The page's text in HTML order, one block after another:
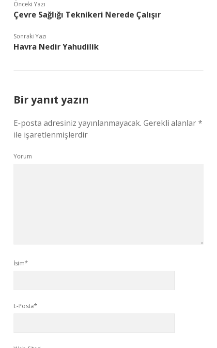
Önceki Yazı
Çevre Sağlığı Teknikeri Nerede Çalışır
Sonraki Yazı
Havra Nedir Yahudilik
Bir yanıt yazın
E-posta adresiniz yayınlanmayacak. Gerekli alanlar*
ile işaretlenmişlerdir
Yorum
İsim*
E-Posta*